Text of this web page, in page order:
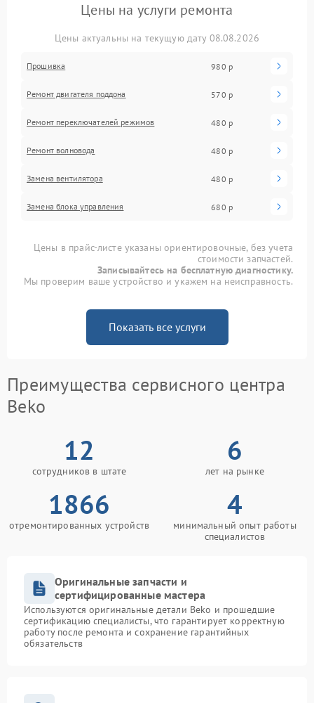
Цены на услуги ремонта
Цены актуальны на текущую дату 08.08.2026
Прошивка 980 р
Ремонт двигателя поддона 570 р
Ремонт переключателей режимов 480 р
Ремонт волновода 480 р
Замена вентилятора 480 р
Замена блока управления 680 р
Цены в прайс-листе указаны ориентировочные, без учета
стоимости запчастей.
Записывайтесь на бесплатную диагностику.
Мы проверим ваше устройство и укажем на неисправность.
Показать все услуги
Преимущества сервисного центра
Beko
12
сотрудников в штате
6
лет на рынке
1866
отремонтированных устройств
4
минимальный опыт работы
специалистов
Оригинальные запчасти и
сертифицированные мастера
Используются оригинальные детали Beko и прошедшие
сертификацию специалисты, что гарантирует корректную
работу после ремонта и сохранение гарантийных
обязательств